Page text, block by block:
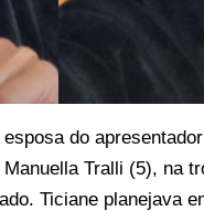
esposa do
Tralli (5), na
Ticiane planejava